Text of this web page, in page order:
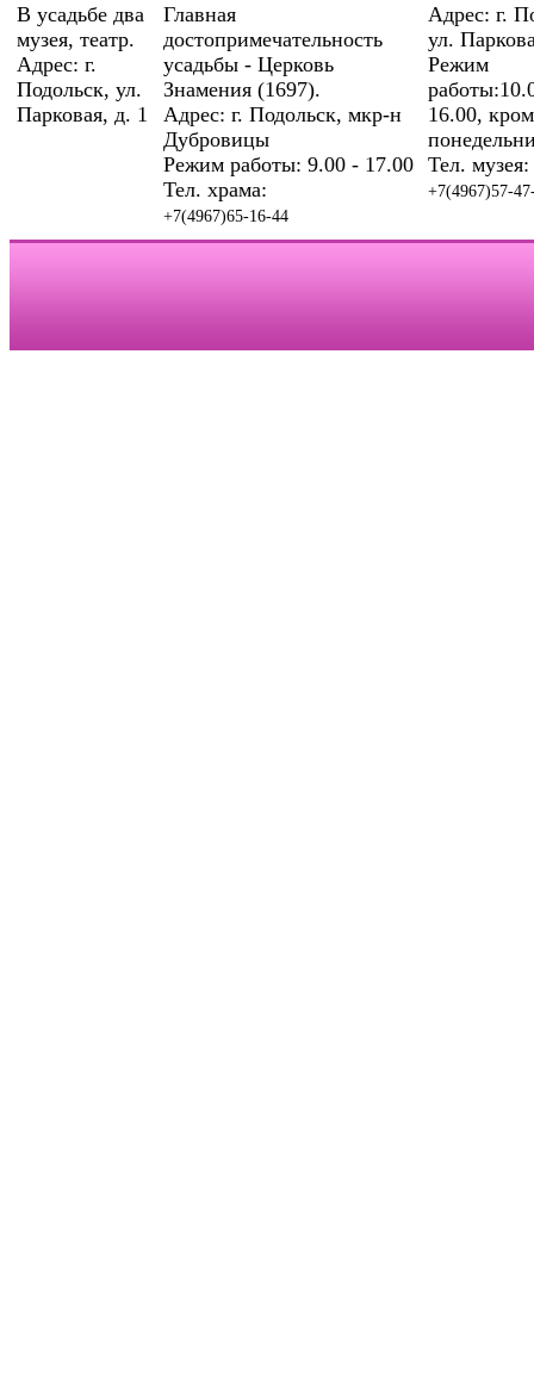
В усадьбе два
музея, театр.
Адрес: г.
Подольск, ул.
Парковая, д. 1
Главная
достопримечательность
усадьбы - Церковь
Знамения (1697).
Адрес: г. Подольск, мкр-н
Дубровицы
Режим работы: 9.00 - 17.00
Тел. храма:
+7(4967)65-16-44
Адрес: г.
ул.
Режим
16.00,
Тел. музея:
+7(4967)57-